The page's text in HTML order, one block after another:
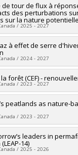
Oliver Sonnentag
Marsh
Conseil de
Canada (CRSNG)
(OIR) Outils et
à 150 000 $)
tour de flux à
des perturbations
sur la nature
/ 2025 - 2027
Oliver Sonnentag
Fondation
à effet de serre
/ 2024 - 2027
Alexandre Roy
Sonnentag
Fonds de
(FQRNT)
Programme
relève (partenariat avec
forêt (CEF) -
/ 2023 - 2027
Daniel Kneeshaw
Sonnentag
(RS)
peatlands as nature-
/ 2023 - 2027
Maria Strack
Sonnentag
leaders in
14)
/ 2025 - 2026